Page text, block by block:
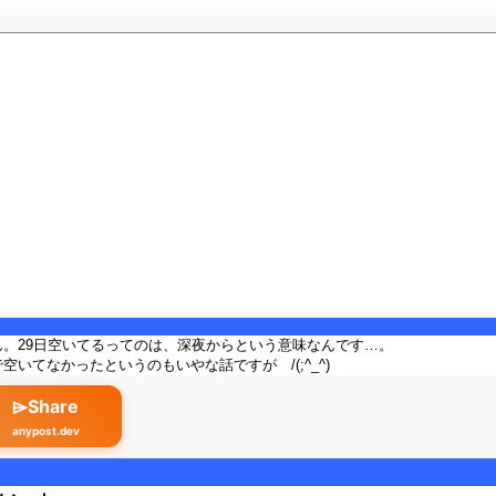
29日空いてるってのは、深夜からという意味なんです…。
空いてなかったというのもいやな話ですが /(;^_^)
⌲Share
anypost.dev